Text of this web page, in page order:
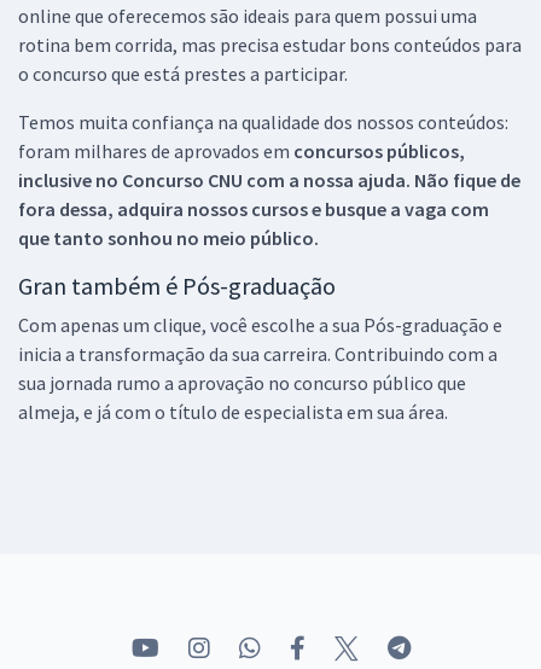
online que oferecemos são ideais para quem possui uma
rotina bem corrida, mas precisa estudar bons conteúdos para
o concurso que está prestes a participar.
Temos muita confiança na qualidade dos nossos conteúdos:
foram milhares de aprovados em concursos públicos,
inclusive no Concurso CNU com a nossa ajuda. Não fique de
fora dessa, adquira nossos cursos e busque a vaga com
que tanto sonhou no meio público.
Gran também é Pós-graduação
Com apenas um clique, você escolhe a sua Pós-graduação e
inicia a transformação da sua carreira. Contribuindo com a
sua jornada rumo a aprovação no concurso público que
almeja, e já com o título de especialista em sua área.